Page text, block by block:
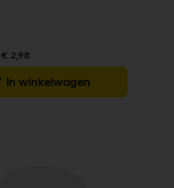
€ 2,98
In winkelwagen